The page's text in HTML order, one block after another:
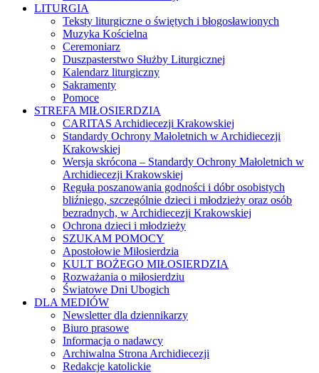
LITURGIA
Teksty liturgiczne o świętych i błogosławionych
Muzyka Kościelna
Ceremoniarz
Duszpasterstwo Służby Liturgicznej
Kalendarz liturgiczny
Sakramenty
Pomoce
STREFA MIŁOSIERDZIA
CARITAS Archidiecezji Krakowskiej
Standardy Ochrony Małoletnich w Archidiecezji
Krakowskiej
Wersja skrócona – Standardy Ochrony Małoletnich w
Archidiecezji Krakowskiej
Reguła poszanowania godności i dóbr osobistych
bliźniego, szczególnie dzieci i młodzieży oraz osób
bezradnych, w Archidiecezji Krakowskiej
Ochrona dzieci i młodzieży
SZUKAM POMOCY
Apostołowie Miłosierdzia
KULT BOŻEGO MIŁOSIERDZIA
Rozważania o miłosierdziu
Światowe Dni Ubogich
DLA MEDIÓW
Newsletter dla dziennikarzy
Biuro prasowe
Informacja o nadawcy
Archiwalna Strona Archidiecezji
Redakcje katolickie